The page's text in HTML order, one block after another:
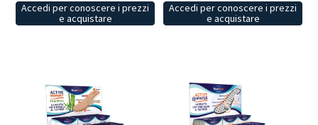
Accedi per conoscere i prezzi
e acquistare
Accedi per conoscere i prezzi
e acquistare